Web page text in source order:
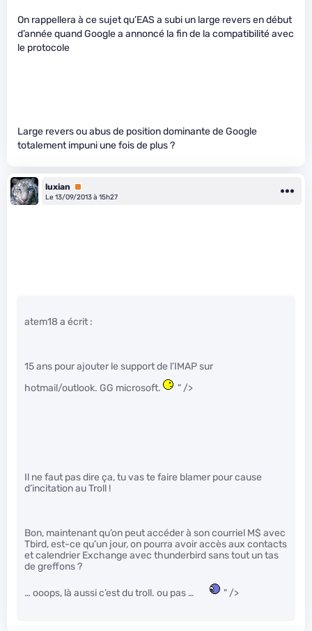
On rappellera à ce sujet qu’EAS a subi un large revers en début
d’année quand Google a annoncé la fin de la compatibilité avec
le protocole
Large revers ou abus de position dominante de Google
totalement impuni une fois de plus ?
luxian
Premium
Le 13/09/2013 à 15h27
atem18 a écrit :
15 ans pour ajouter le support de l’IMAP sur
hotmail/outlook. GG microsoft.
" />
Il ne faut pas dire ça, tu vas te faire blamer pour cause
d’incitation au Troll !
Bon, maintenant qu’on peut accéder à son courriel M$ avec
Tbird, est-ce qu’un jour, on pourra avoir accès aux contacts
et calendrier Exchange avec thunderbird sans tout un tas
de greffons ?
… ooops, là aussi c’est du troll. ou pas … " />